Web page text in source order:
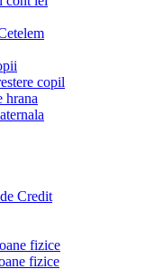
copil
hrana
Credit
fizice
fizice